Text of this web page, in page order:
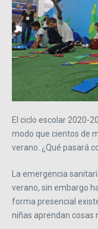
El ciclo escolar 2020-
modo que cientos de
verano. ¿Qué pasará
La emergencia
verano, sin embargo
forma presencial
niñas aprendan cosas